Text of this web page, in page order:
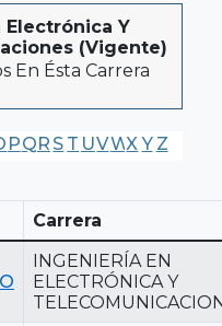
Electrónica Y
(Vigente)
En Ésta Carrera
PQR S T UVWX Y Z
Carrera
INGENIERÍA EN
ELECTRÓNICA Y